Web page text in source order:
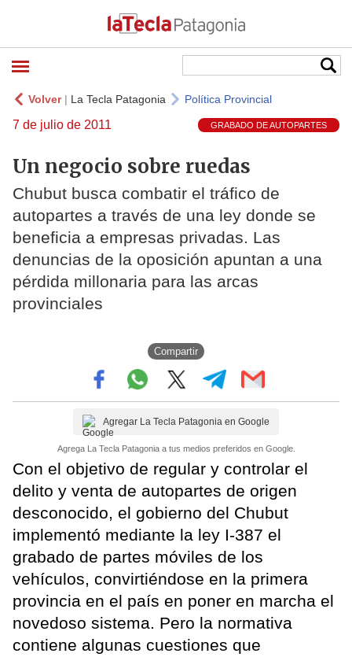
Volver| La Tecla Patagonia Política Provincial
7 de julio de 2011 GRABADO DE AUTOPARTES
Un negocio sobre ruedas
Chubut busca combatir el tráfico de
autopartes a través de una ley donde se
beneficia a empresas privadas. Las
denuncias de la oposición apuntan a una
pérdida millonaria para las arcas
provinciales
Compartir
Agregar La Tecla Patagonia en Google
Agrega La Tecla Patagonia a tus medios preferidos en Google.
Con el objetivo de regular y controlar el
delito y venta de autopartes de origen
desconocido, el gobierno del Chubut
implementó mediante la ley I-387 el
grabado de partes móviles de los
vehículos, convirtiéndose en la primera
provincia en el país en poner en marcha el
novedoso sistema. Pero la normativa
contiene algunas cuestiones que